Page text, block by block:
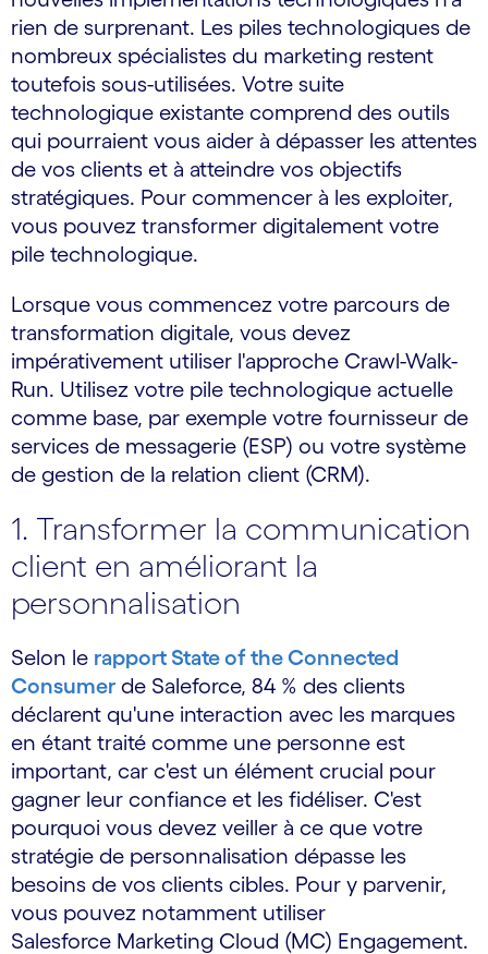
rien de surprenant. Les piles technologiques de
nombreux spécialistes du marketing restent
toutefois sous-utilisées. Votre suite
technologique existante comprend des outils
qui pourraient vous aider à dépasser les attentes
de vos clients et à atteindre vos objectifs
stratégiques. Pour commencer à les exploiter,
vous pouvez transformer digitalement votre
pile technologique.
Lorsque vous commencez votre parcours de
transformation digitale, vous devez
impérativement utiliser l'approche Crawl-Walk-
Run. Utilisez votre pile technologique actuelle
comme base, par exemple votre fournisseur de
services de messagerie (ESP) ou votre système
de gestion de la relation client (CRM).
1. Transformer la communication
client en améliorant la
personnalisation
Selon le rapport State of the Connected
Consumer de Saleforce, 84 % des clients
déclarent qu'une interaction avec les marques
en étant traité comme une personne est
important, car c'est un élément crucial pour
gagner leur confiance et les fidéliser. C'est
pourquoi vous devez veiller à ce que votre
stratégie de personnalisation dépasse les
besoins de vos clients cibles. Pour y parvenir,
vous pouvez notamment utiliser
Salesforce Marketing Cloud (MC) Engagement.